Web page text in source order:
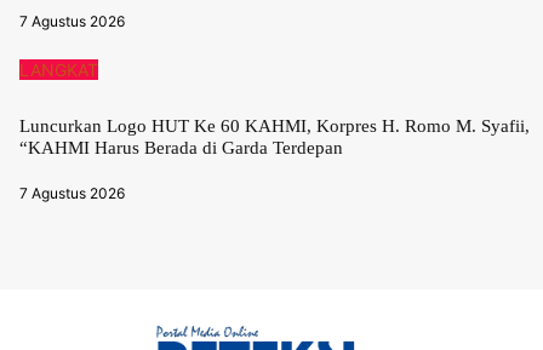
7 Agustus 2026
LANGKAT
Luncurkan Logo HUT Ke 60 KAHMI, Korpres H. Romo M. Syafii,
“KAHMI Harus Berada di Garda Terdepan
7 Agustus 2026